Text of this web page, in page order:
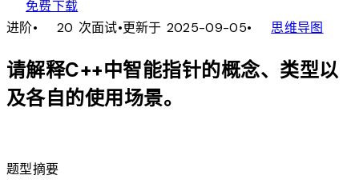
免费下载
进阶• 20 次面试•更新于 2025-09-05• account_tree思维导图
请解释C++中智能指针的概念、类型以
及各自的使用场景。
题型摘要